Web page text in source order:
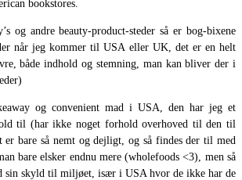
bookstores.
og andre beauty-product-steder så er bog-bixene
når jeg kommer til USA eller UK, det er en helt
både indhold og stemning, man kan bliver der i
og convenient mad i USA, den har jeg et
til (har ikke noget forhold overhoved til den til
er bare så nemt og dejligt, og så findes der til med
bare elsker endnu mere (wholefoods <3), men så
sin skyld til miljøet, især i USA hvor de ikke har de